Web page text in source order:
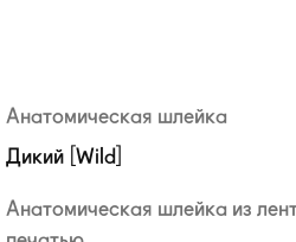
Анатомическая шлейка
Дикий [Wild]
Анатомическая шлейка из